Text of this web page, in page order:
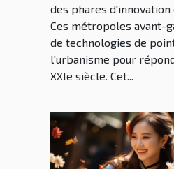
des phares
Ces métropoles avant-
de technologies de
l'urbanisme pour
XXIe siècle. Cet...